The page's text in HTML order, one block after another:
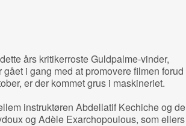
års kritikerroste Guldpalme-vinder,
gået i gang med at promovere filmen forud
er der kommet grus i maskineriet.
instruktøren Abdellatif Kechiche og de
og Adèle Exarchopoulous, som ellers